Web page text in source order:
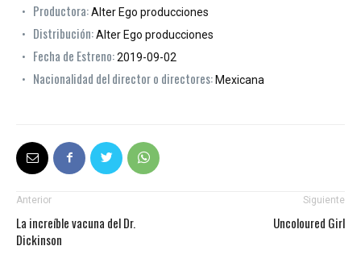
Productora:Alter Ego producciones
Distribución:Alter Ego producciones
Fecha de Estreno:2019-09-02
Nacionalidad del director o directores: Mexicana
Anterior
La increíble vacuna del Dr.
Dickinson
Siguiente
Uncoloured Girl